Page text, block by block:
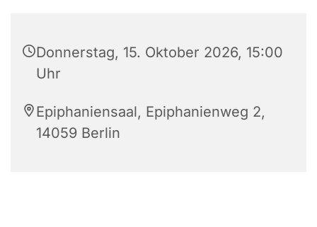
Donnerstag, 15. Oktober 2026, 15:00
Uhr
Epiphaniensaal, Epiphanienweg 2,
14059 Berlin